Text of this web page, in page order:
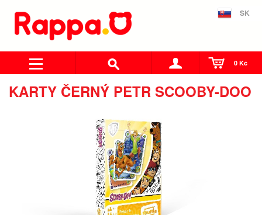
SK
0 Kč
KARTY ČERNÝ PETR SCOOBY-DOO